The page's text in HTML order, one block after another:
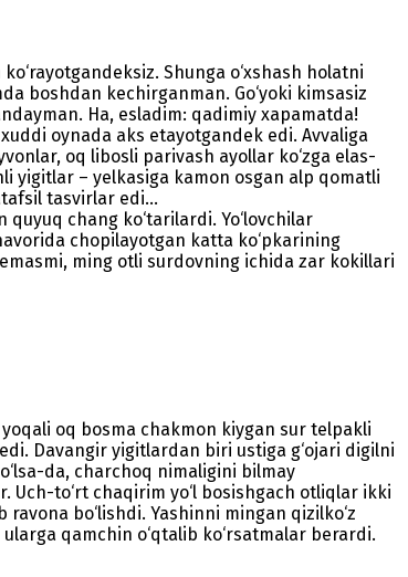
Shunga o‘xshash holatni
boshdan kechirganman. Go‘yoki kimsasiz
Ha, esladim: qadimiy xapamatda!
oynada aks etayotgandek edi. Avvaliga
oq libosli parivash ayollar ko‘zga elas-
yigitlar – yelkasiga kamon osgan alp qomatli
tasvirlar edi...
chang ko‘tarilardi. Yo‘lovchilar
chopilayotgan katta ko‘pkarining
ming otli surdovning ichida zar kokillari
oq bosma chakmon kiygan sur telpakli
Davangir yigitlardan biri ustiga g‘ojari digilni
da, charchoq nimaligini bilmay
to‘rt chaqirim yo‘l bosishgach otliqlar ikki
bo‘lishdi. Yashinni mingan qizilko‘z
qamchin o‘qtalib ko‘rsatmalar berardi.